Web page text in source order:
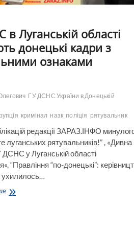
Луганській області
донецькі кадри з
ознаками
ГУ ДСНС України в Донецькій
кримінал назк поліція рятувальник
редакції ЗАРАЗ.ІНФО
луганських рятувальників!” , «Дивна
ДСНС у Луганській області
“Правління “по-донецькі”:
У